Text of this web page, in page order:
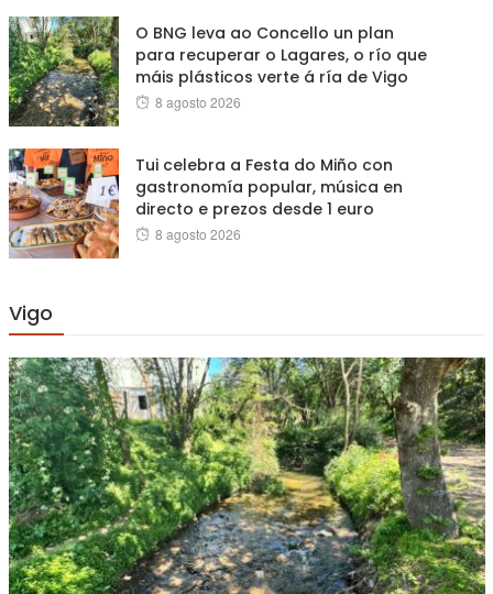
O BNG leva ao Concello un plan
para recuperar o Lagares, o río que
máis plásticos verte á ría de Vigo
Posted
8 agosto 2026
Tui celebra a Festa do Miño con
gastronomía popular, música en
directo e prezos desde 1 euro
Posted
8 agosto 2026
Vigo